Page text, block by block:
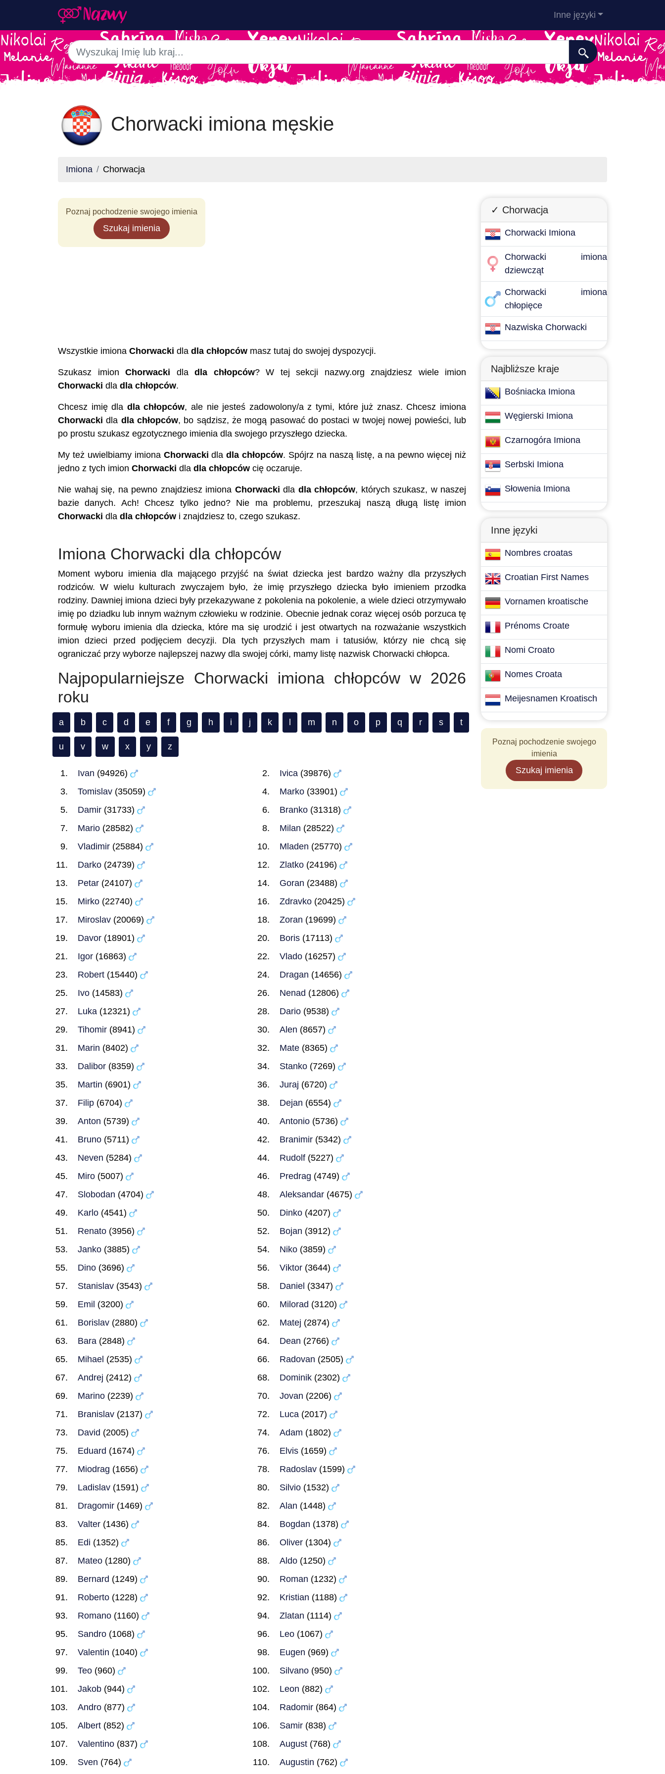
Inne języki
Chorwacki imiona męskie
Imiona Chorwacja
Poznaj pochodzenie swojego imienia
Szukaj imienia
Wszystkie imiona Chorwacki dla dla chłopców masz tutaj do swojej dyspozycji.
Szukasz imion Chorwacki dla dla chłopców? W tej sekcji nazwy.org znajdziesz wiele imion
Chorwacki dla dla chłopców.
Chcesz imię dla dla chłopców, ale nie jesteś zadowolony/a z tymi, które już znasz. Chcesz imiona
Chorwacki dla dla chłopców, bo sądzisz, że mogą pasować do postaci w twojej nowej powieści, lub
po prostu szukasz egzotycznego imienia dla swojego przyszłego dziecka.
My też uwielbiamy imiona Chorwacki dladla chłopców. Spójrz na naszą listę, a na pewno więcej niż
jedno z tych imion Chorwacki dla dla chłopców cię oczaruje.
Nie wahaj się, na pewno znajdziesz imiona Chorwacki dla dla chłopców, których szukasz, w naszej
bazie danych. Ach! Chcesz tylko jedno? Nie ma problemu, przeszukaj naszą długą listę imion
Chorwacki dla dla chłopców i znajdziesz to, czego szukasz.
Imiona Chorwacki dla chłopców
Moment wyboru imienia dla mającego przyjść na świat dziecka jest bardzo ważny dla przyszłych
rodziców. W wielu kulturach zwyczajem było, że imię przyszłego dziecka było imieniem przodka
rodziny. Dawniej imiona dzieci były przekazywane z pokolenia na pokolenie, a wiele dzieci otrzymywało
imię po dziadku lub innym ważnym człowieku w rodzinie. Obecnie jednak coraz więcej osób porzuca tę
formułę wyboru imienia dla dziecka, które ma się urodzić i jest otwartych na rozważanie wszystkich
imion dzieci przed podjęciem decyzji. Dla tych przyszłych mam i tatusiów, którzy nie chcą się
ograniczać przy wyborze najlepszej nazwy dla swojej córki, mamy listę nazwisk Chorwacki chłopca.
Najpopularniejsze Chorwacki imiona chłopców w 2026
roku
a b c d e f g h i j k m n o p q r s t
u v w x y z
Ivan (94926) Ivica(39876)
Tomislav (35059) Marko(33901)
Damir (31733) Branko(31318)
Mario (28582) Milan (28522)
Vladimir (25884) Mladen (25770)
Darko (24739) Zlatko(24196)
Petar (24107) Goran (23488)
Mirko (22740) Zdravko(20425)
Miroslav (20069) Zoran (19699)
Davor (18901) Boris(17113)
Igor (16863) Vlado(16257)
Robert (15440) Dragan (14656)
Ivo (14583) Nenad (12806)
Luka (12321) Dario(9538)
Tihomir (8941) Alen (8657)
Marin (8402) Mate(8365)
Dalibor (8359) Stanko(7269)
Martin (6901) Juraj (6720)
Filip (6704) Dejan (6554)
Anton (5739) Antonio(5736)
Bruno (5711) Branimir(5342)
Neven (5284) Rudolf(5227)
Miro (5007) Predrag (4749)
Slobodan (4704) Aleksandar(4675)
Karlo (4541) Dinko(4207)
Renato (3956) Bojan (3912)
Janko (3885) Niko(3859)
Dino (3696) Viktor(3644)
Stanislav (3543) Daniel (3347)
Emil (3200) Milorad (3120)
Borislav (2880) Matej (2874)
Bara (2848) Dean (2766)
Mihael (2535) Radovan (2505)
Andrej (2412) Dominik(2302)
Marino (2239) Jovan (2206)
Branislav (2137) Luca(2017)
David (2005) Adam (1802)
Eduard (1674) Elvis(1659)
Miodrag (1656) Radoslav(1599)
Ladislav (1591) Silvio(1532)
Dragomir (1469) Alan (1448)
Valter (1436) Bogdan (1378)
Edi (1352) Oliver(1304)
Mateo (1280) Aldo(1250)
Bernard (1249) Roman (1232)
Roberto (1228) Kristian (1188)
Romano (1160) Zlatan (1114)
Sandro (1068) Leo(1067)
Valentin (1040) Eugen (969)
Teo (960) Silvano(950)
Jakob (944) Leon (882)
Andro (877) Radomir(864)
Albert (852) Samir(838)
Valentino (837) August(768)
Sven (764) Augustin (762)
✓ Chorwacja
Chorwacki Imiona
Chorwacki imiona
dziewcząt
Chorwacki imiona
chłopięce
Nazwiska Chorwacki
Najbliższe kraje
Bośniacka Imiona
Węgierski Imiona
Czarnogóra Imiona
Serbski Imiona
Słowenia Imiona
Inne języki
Nombres croatas
Croatian First Names
Vornamen kroatische
Prénoms Croate
Nomi Croato
Nomes Croata
Meijesnamen Kroatisch
Poznaj pochodzenie swojego
imienia
Szukaj imienia